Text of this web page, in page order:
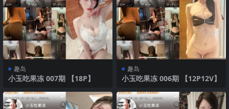
趣岛
小玉吃果冻 007期 【18P】
趣岛
小玉吃果冻 006期 【12P12V】